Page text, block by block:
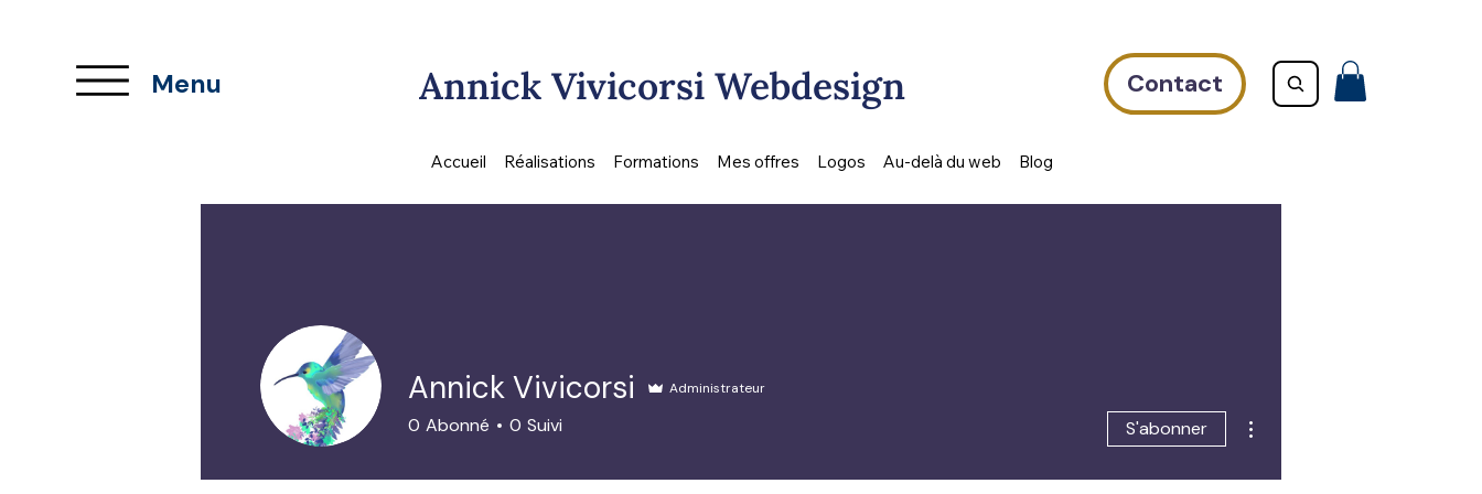
Menu Annick Vivicorsi Webdesign Contact
Accueil Réalisations Formations Mes offres Logos Au-delà du web Blog
Annick Vivicorsi Administrateur
0 Abonné 0 Suivi S'abonner